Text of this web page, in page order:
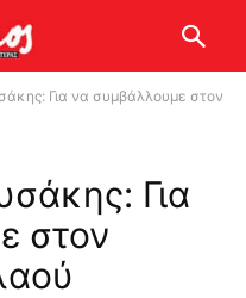
Για να συμβάλλουμε στον
Για
στον